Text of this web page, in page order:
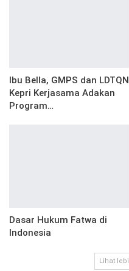
Ibu Bella, GMPS dan LDTQN
Kepri Kerjasama Adakan
Program…
Dasar Hukum Fatwa di
Indonesia
Lihat